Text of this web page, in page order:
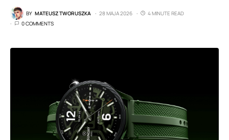
BY MATEUSZ TWORUSZKA 28 MAJA 2026
4 MINUTE READ
0 COMMENTS